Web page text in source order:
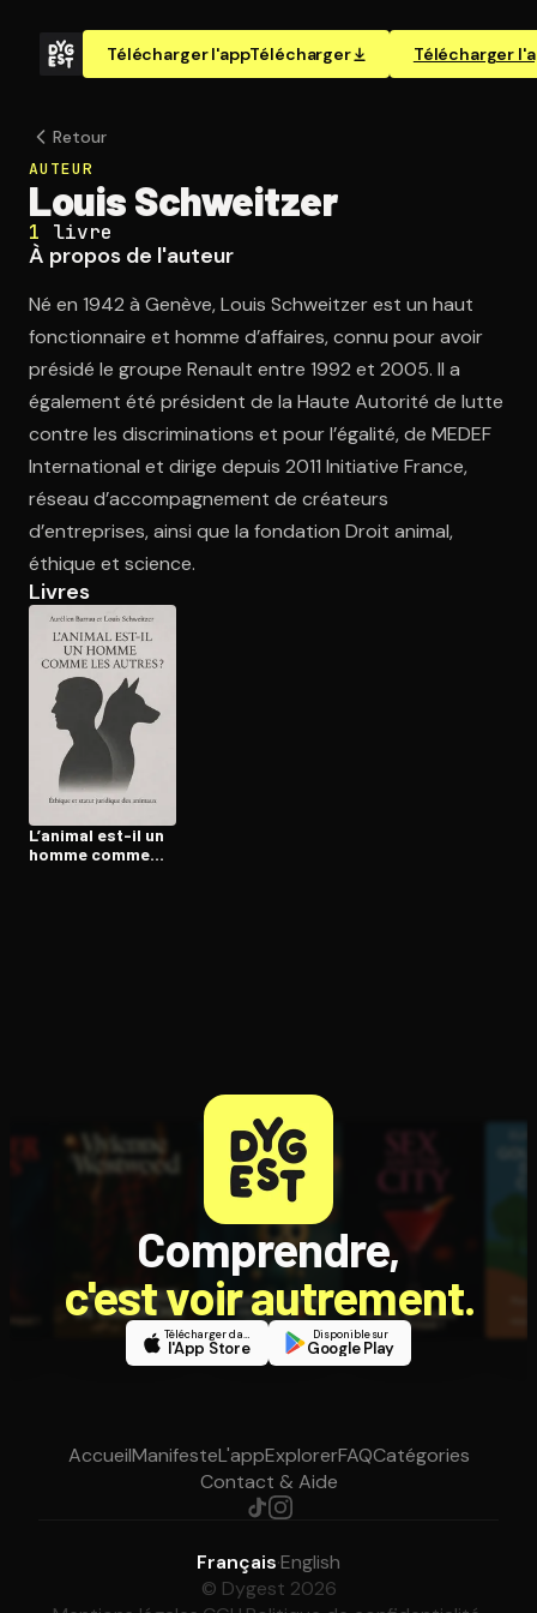
Télécharger l'appTélécharger Télécharger
Ouvre l'app Appareil photo, pointe sur le code. C'est gratuit à
Retour
AUTEUR
Louis Schweitzer
1 livre
À propos de l'auteur
Né en 1942 à Genève, Louis Schweitzer est un haut
fonctionnaire et homme d’affaires, connu pour avoir
présidé le groupe Renault entre 1992 et 2005. Il a
également été président de la Haute Autorité de lutte
contre les discriminations et pour l’égalité, de MEDEF
International et dirige depuis 2011 Initiative France,
réseau d’accompagnement de créateurs
d’entreprises, ainsi que la fondation Droit animal,
éthique et science.
Livres
L’animal est-il un
homme comme
Comprendre,
c'est voir autrement.
Télécharger dans
l'App Store
Disponible sur
Google Play
AccueilManifesteL'appExplorerFAQCatégories
Contact & Aide
Français·English
© Dygest 2026